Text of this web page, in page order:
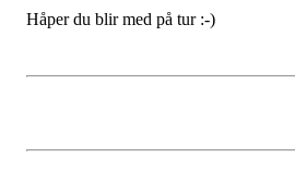
Håper du blir med på tur :-)